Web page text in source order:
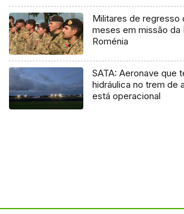
Militares de regresso
meses em missão da
Roménia
SATA: Aeronave que
hidráulica no trem de
está operacional